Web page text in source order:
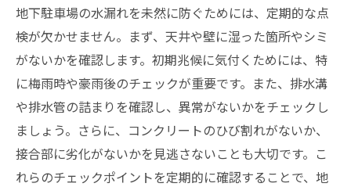
地下駐車場の水漏れがもたらす影響とその対策
駐車場の構造への影響
車両へのダメージとその対応法
水漏れが引き起こす経済的損失
修理コストを抑えるための対策
影響を最小限に抑えるための即効性のある
方法
地下駐車場の水漏れを未然に防ぐためには、定期的な点
検が欠かせません。まず、天井や壁に湿った箇所やシミ
がないかを確認します。初期兆候に気付くためには、特
に梅雨時や豪雨後のチェックが重要です。また、排水溝
や排水管の詰まりを確認し、異常がないかをチェックし
ましょう。さらに、コンクリートのひび割れがないか、
接合部に劣化がないかを見逃さないことも大切です。こ
れらのチェックポイントを定期的に確認することで、地